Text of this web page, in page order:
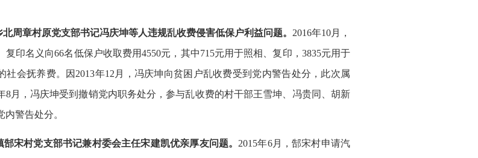
周章村原党支部书记冯庆坤等人违规乱收费侵害低保户利益问题。 2016年10月，
复印名义向66名低保户收取费用4550元，其中715元用于照相、复印，3835元用于
社会抚养费。因2013年12月，冯庆坤向贫困户乱收费受到党内警告处分，此次属
8月，冯庆坤受到撤销党内职务处分，参与乱收费的村干部王雪坤、冯贵同、胡新
警告处分。
郜宋村党支部书记兼村委会主任宋建凯优亲厚友问题。 2015年6月，郜宋村申请汽